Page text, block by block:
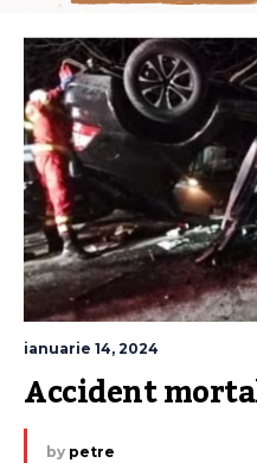
ianuarie 14, 2024
Accident
by petre